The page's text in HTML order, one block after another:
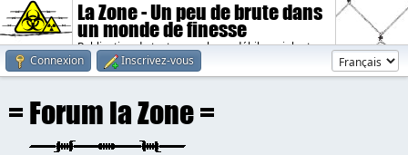
La Zone - Un peu de brute dans
un monde de finesse
Publication de textes sombres, débiles, violents.
Connexion
Inscrivez-vous